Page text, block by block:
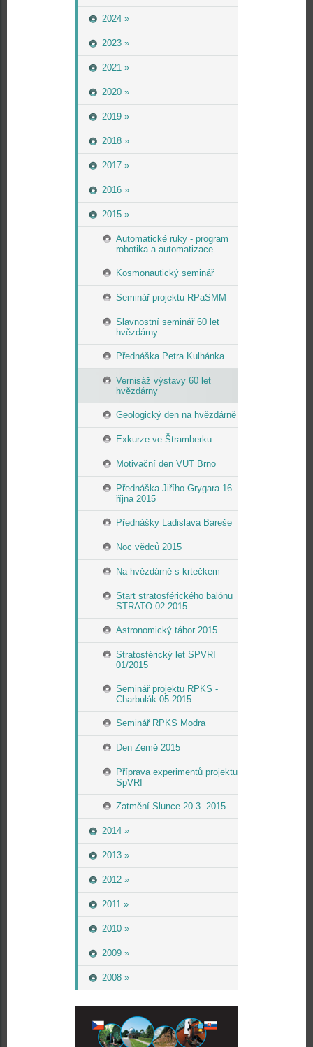
2024 »
2023 »
2021 »
2020 »
2019 »
2018 »
2017 »
2016 »
2015 »
Automatické ruky - program
robotika a automatizace
Kosmonautický seminář
Seminář projektu RPaSMM
Slavnostní seminář 60 let
hvězdárny
Přednáška Petra Kulhánka
Vernisáž výstavy 60 let
hvězdárny
Geologický den na hvězdárně
Exkurze ve Štramberku
Motivační den VUT Brno
Přednáška Jiřího Grygara 16.
října 2015
Přednášky Ladislava Bareše
Noc vědců 2015
Na hvězdárně s krtečkem
Start stratosférického balónu
STRATO 02-2015
Astronomický tábor 2015
Stratosférický let SPVRI
01/2015
Seminář projektu RPKS -
Charbulák 05-2015
Seminář RPKS Modra
Den Země 2015
Příprava experimentů projektu
SpVRI
Zatmění Slunce 20.3. 2015
2014 »
2013 »
2012 »
2011 »
2010 »
2009 »
2008 »